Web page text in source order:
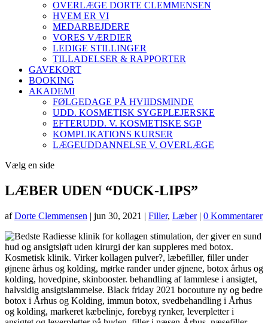
OVERLÆGE DORTE CLEMMENSEN
HVEM ER VI
MEDARBEJDERE
VORES VÆRDIER
LEDIGE STILLINGER
TILLADELSER & RAPPORTER
GAVEKORT
BOOKING
AKADEMI
FØLGEDAGE PÅ HVIIDSMINDE
UDD. KOSMETISK SYGEPLEJERSKE
EFTERUDD. V. KOSMETISKE SGP
KOMPLIKATIONS KURSER
LÆGEUDDANNELSE V. OVERLÆGE
Vælg en side
LÆBER UDEN “DUCK-LIPS”
afDorte Clemmensen | jun 30, 2021 | Filler, Læber| 0 Kommentarer